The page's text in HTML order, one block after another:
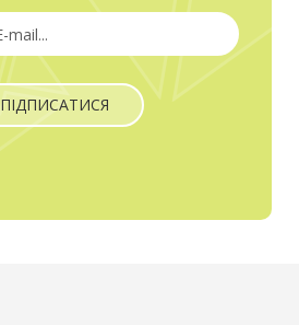
ПІДПИСАТИСЯ